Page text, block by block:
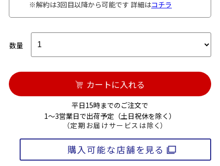
※解約は3回目以降から可能です 詳細はコチラ
数量
カートに入れる
平日15時までのご注文で
1～3営業日で出荷予定（土日祝休を除く）
（定期お届けサービスは除く）
購入可能な店舗を見る